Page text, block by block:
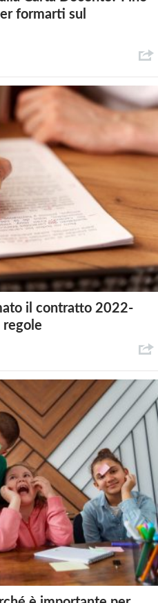
formarti sul
il contratto 2022-